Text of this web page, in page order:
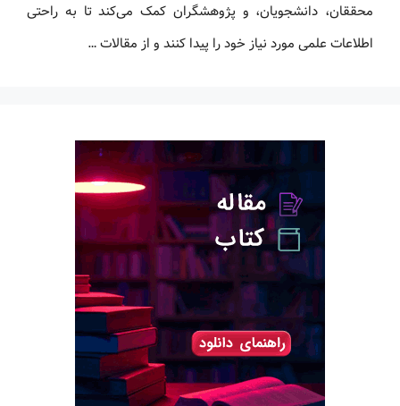
محققان، دانشجویان، و پژوهشگران کمک می‌کند تا به راحتی
اطلاعات علمی مورد نیاز خود را پیدا کنند و از مقالات …